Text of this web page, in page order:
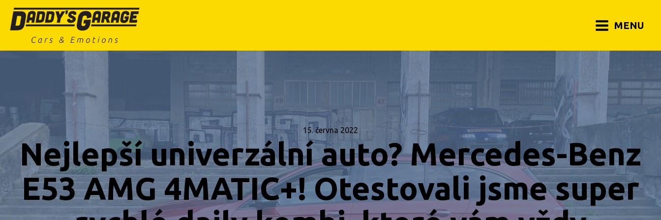
MENU
15. června 2022
Nejlepší univerzální auto? Mercedes-Benz
E53 AMG 4MATIC+! Otestovali jsme super